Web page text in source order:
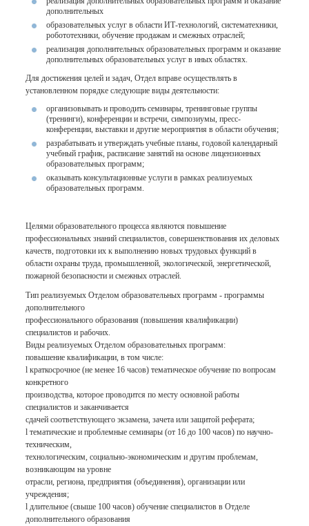
дополнительных
образовательных услуг в области ИТ-технологий, систематехники,
робототехники, обучение продажам и смежных отраслей;
реализация дополнительных образовательных программ и оказание
дополнительных образовательных услуг в иных областях.
Для достижения целей и задач, Отдел вправе осуществлять в
установленном порядке следующие виды деятельности:
организовывать и проводить семинары, тренинговые группы
(тренинги), конференции и встречи, симпозиумы, пресс-
конференции, выставки и другие мероприятия в области обучения;
разрабатывать и утверждать учебные планы, годовой календарный
учебный график, расписание занятий на основе лицензионных
образовательных программ;
оказывать консультационные услуги в рамках реализуемых
образовательных программ.
Целями образовательного процесса являются повышение
профессиональных знаний специалистов, совершенствования их деловых
качеств, подготовки их к выполнению новых трудовых функций в
области охраны труда, промышленной, экологической, энергетической,
пожарной безопасности и смежных отраслей.
Тип реализуемых Отделом образовательных программ - программы
дополнительного
профессионального образования (повышения квалификации)
специалистов и рабочих.
Виды реализуемых Отделом образовательных программ:
повышение квалификации, в том числе:
l краткосрочное (не менее 16 часов) тематическое обучение по вопросам
конкретного
производства, которое проводится по месту основной работы
специалистов и заканчивается
сдачей соответствующего экзамена, зачета или защитой реферата;
l тематические и проблемные семинары (от 16 до 100 часов) по научно-
техническим,
технологическим, социально-экономическим и другим проблемам,
возникающим на уровне
отрасли, региона, предприятия (объединения), организации или
учреждения;
l длительное (свыше 100 часов) обучение специалистов в Отделе
дополнительного образования